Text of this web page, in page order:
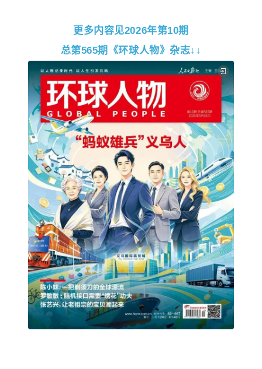
更多内容见2026年第10期
总第565期《环球人物》杂志↓↓